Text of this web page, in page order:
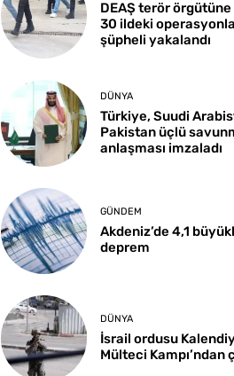
DEAŞ terör
30 ildeki
şüpheli yakalandı
DÜNYA
Türkiye, Suudi
Pakistan üçlü
anlaşması imzaladı
GÜNDEM
Akdeniz’de 4,1
deprem
DÜNYA
İsrail ordusu
Mülteci Kampı’ndan